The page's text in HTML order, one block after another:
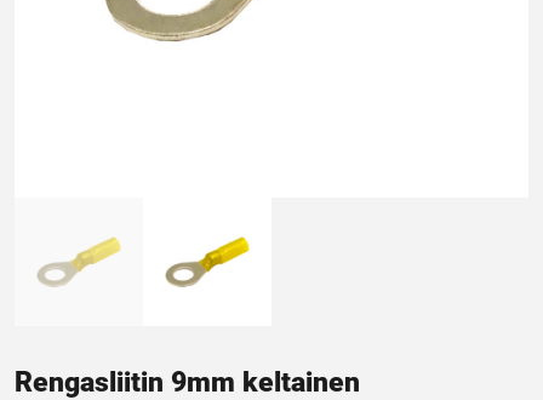
Rengasliitin 9mm keltainen